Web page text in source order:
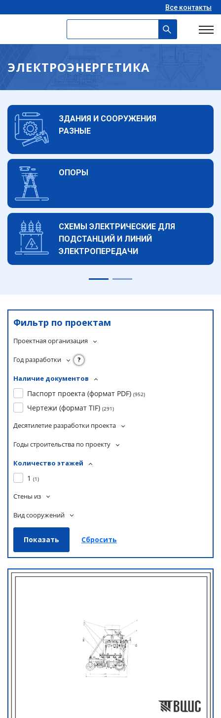
Все контакты
ЭЛЕКТРОЭНЕРГЕТИКА
ЗДАНИЯ И СООРУЖЕНИЯ
РАЗНЫЕ
ОПОРЫ
СХЕМЫ ЭЛЕКТРИЧЕСКИЕ ДЛЯ
ПОДСТАНЦИЙ И ЛИНИЙ
ЭЛЕКТРОПЕРЕДАЧИ
Фильтр по проектам
Проектная организация
Год разработки ?
Наличие документов
Паспорт проекта (формат PDF) (952)
Чертежи (формат TIF) (291)
Десятилетие разработки проекта
Годы строительства по проекту
Количество этажей
1 (1)
Стены из
Вид сооружений